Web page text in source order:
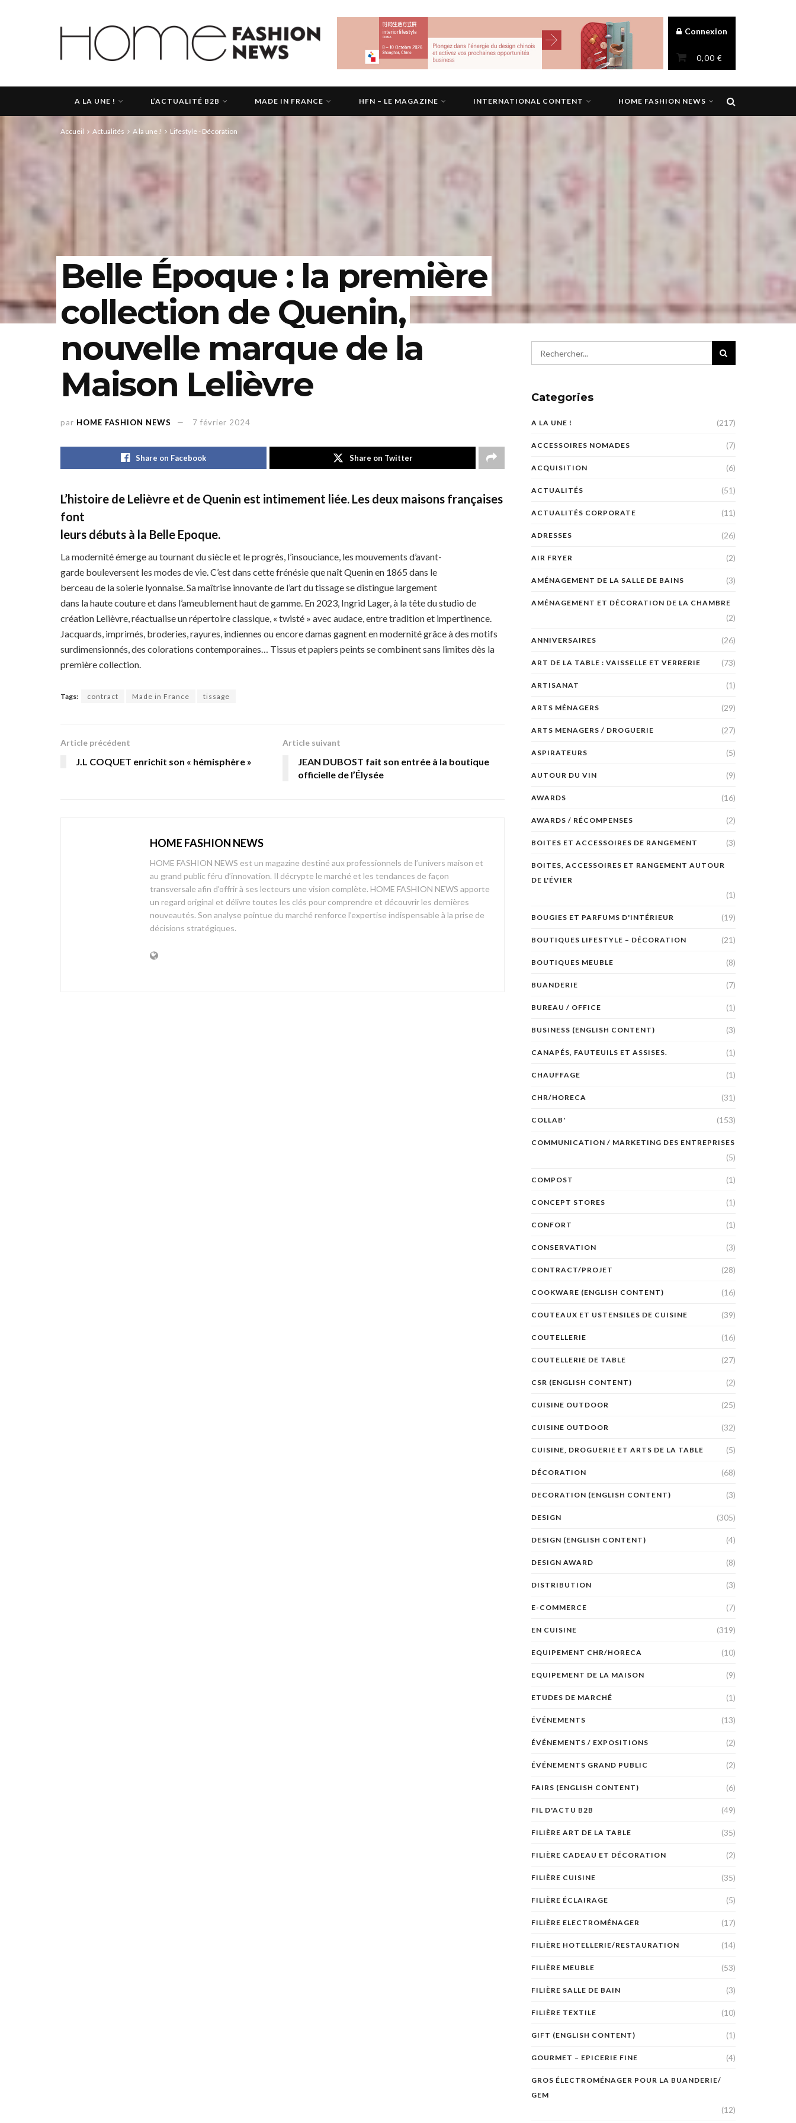
Connexion
0,00 €
A LA UNE ! L’ACTUALITÉ B2B MADE IN FRANCE HFN – LE MAGAZINE INTERNATIONAL CONTENT HOME FASHION NEWS
Accueil Actualités A la une ! Lifestyle - Décoration
Belle Époque : la première
collection de Quenin,
nouvelle marque de la
Maison Lelièvre
par HOME FASHION NEWS 7 février 2024
Share on Facebook Share on Twitter
L’histoire de Lelièvre et de Quenin est intimement liée. Les deux maisons françaises
font
leurs débuts à la Belle Epoque.
La modernité émerge au tournant du siècle et le progrès, l’insouciance, les mouvements d’avant-
garde bouleversent les modes de vie. C’est dans cette frénésie que naît Quenin en 1865 dans le
berceau de la soierie lyonnaise. Sa maîtrise innovante de l’art du tissage se distingue largement
dans la haute couture et dans l’ameublement haut de gamme. En 2023, Ingrid Lager, à la tête du studio de
création Lelièvre, réactualise un répertoire classique, « twisté » avec audace, entre tradition et impertinence.
Jacquards, imprimés, broderies, rayures, indiennes ou encore damas gagnent en modernité grâce à des motifs
surdimensionnés, des colorations contemporaines… Tissus et papiers peints se combinent sans limites dès la
première collection.
Tags: contract Made in France tissage
Article précédent
J.L COQUET enrichit son « hémisphère »
Article suivant
JEAN DUBOST fait son entrée à la boutique
officielle de l’Élysée
HOME FASHION NEWS
HOME FASHION NEWS est un magazine destiné aux professionnels de l’univers maison et
au grand public féru d’innovation. Il décrypte le marché et les tendances de façon
transversale afin d’offrir à ses lecteurs une vision complète. HOME FASHION NEWS apporte
un regard original et délivre toutes les clés pour comprendre et découvrir les dernières
nouveautés. Son analyse pointue du marché renforce l’expertise indispensable à la prise de
décisions stratégiques.
Categories
A LA UNE ! (217)
ACCESSOIRES NOMADES (7)
ACQUISITION (6)
ACTUALITÉS (51)
ACTUALITÉS CORPORATE (11)
ADRESSES (26)
AIR FRYER (2)
AMÉNAGEMENT DE LA SALLE DE BAINS (3)
AMÉNAGEMENT ET DÉCORATION DE LA CHAMBRE
(2)
ANNIVERSAIRES (26)
ART DE LA TABLE : VAISSELLE ET VERRERIE (73)
ARTISANAT (1)
ARTS MÉNAGERS (29)
ARTS MENAGERS / DROGUERIE (27)
ASPIRATEURS (5)
AUTOUR DU VIN (9)
AWARDS (16)
AWARDS / RÉCOMPENSES (2)
BOITES ET ACCESSOIRES DE RANGEMENT (3)
BOITES, ACCESSOIRES ET RANGEMENT AUTOUR
DE L'ÉVIER
(1)
BOUGIES ET PARFUMS D'INTÉRIEUR (19)
BOUTIQUES LIFESTYLE – DÉCORATION (21)
BOUTIQUES MEUBLE (8)
BUANDERIE (7)
BUREAU / OFFICE (1)
BUSINESS (ENGLISH CONTENT) (3)
CANAPÉS, FAUTEUILS ET ASSISES. (1)
CHAUFFAGE (1)
CHR/HORECA (31)
COLLAB' (153)
COMMUNICATION / MARKETING DES ENTREPRISES
(5)
COMPOST (1)
CONCEPT STORES (1)
CONFORT (1)
CONSERVATION (3)
CONTRACT/PROJET (28)
COOKWARE (ENGLISH CONTENT) (16)
COUTEAUX ET USTENSILES DE CUISINE (39)
COUTELLERIE (16)
COUTELLERIE DE TABLE (27)
CSR (ENGLISH CONTENT) (2)
CUISINE OUTDOOR (25)
CUISINE OUTDOOR (32)
CUISINE, DROGUERIE ET ARTS DE LA TABLE (5)
DÉCORATION (68)
DECORATION (ENGLISH CONTENT) (3)
DESIGN (305)
DESIGN (ENGLISH CONTENT) (4)
DESIGN AWARD (8)
DISTRIBUTION (3)
E-COMMERCE (7)
EN CUISINE (319)
EQUIPEMENT CHR/HORECA (10)
EQUIPEMENT DE LA MAISON (9)
ETUDES DE MARCHÉ (1)
ÉVÉNEMENTS (13)
ÉVÉNEMENTS / EXPOSITIONS (2)
ÉVÉNEMENTS GRAND PUBLIC (2)
FAIRS (ENGLISH CONTENT) (6)
FIL D'ACTU B2B (49)
FILIÈRE ART DE LA TABLE (35)
FILIÈRE CADEAU ET DÉCORATION (2)
FILIÈRE CUISINE (35)
FILIÈRE ÉCLAIRAGE (5)
FILIÈRE ELECTROMÉNAGER (17)
FILIÈRE HOTELLERIE/RESTAURATION (14)
FILIÈRE MEUBLE (53)
FILIÈRE SALLE DE BAIN (3)
FILIÈRE TEXTILE (10)
GIFT (ENGLISH CONTENT) (1)
GOURMET – EPICERIE FINE (4)
GROS ÉLECTROMÉNAGER POUR LA BUANDERIE/
GEM
(12)